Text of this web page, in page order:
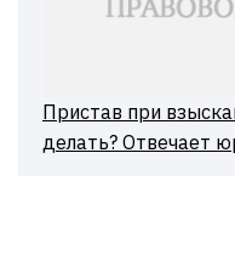
Пристав при
делать? Отвечает